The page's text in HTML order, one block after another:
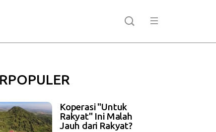
Koperasi "Untuk
Rakyat" Ini Malah
Jauh dari Rakyat?